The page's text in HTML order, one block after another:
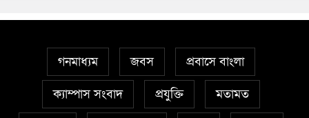
গনমাধ্যম জবস প্রবাসে বাংলা
ক্যাম্পাস সংবাদ প্রযুক্তি মতামত